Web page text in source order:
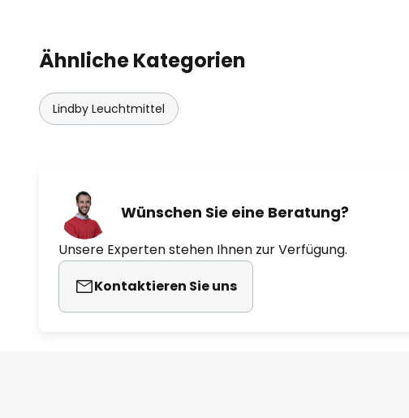
Ähnliche Kategorien
Lindby Leuchtmittel
Wünschen Sie eine Beratung?
Unsere Experten stehen Ihnen zur Verfügung.
Kontaktieren Sie uns